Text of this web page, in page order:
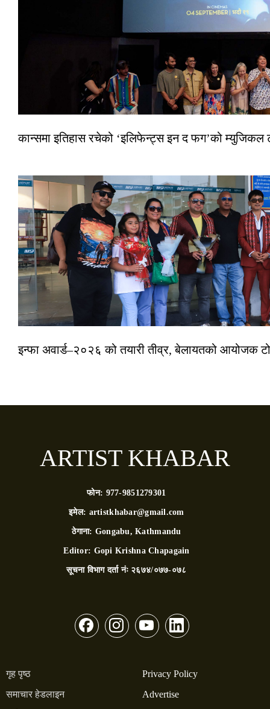
कान्समा इतिहास रचेको ‘इलिफेन्ट्स इन द फग’को म्युजिकल
इन्फा अवार्ड–२०२६ को तयारी तीव्र, बेलायतको आयोजक
ARTIST KHABAR
फोन: 977-9851279301
इमेल: artistkhabar@gmail.com
ठेगाना: Gongabu, Kathmandu
Editor: Gopi Krishna Chapagain
सूचना विभाग दर्ता नंः २६७४/०७७-०७८
गृह पृष्ठ
समाचार हेडलाइन
Privacy Policy
Advertise